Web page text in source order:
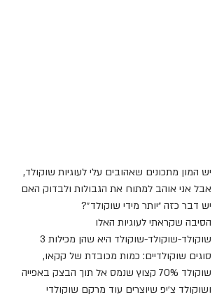
יש המון מתכונים שאהובים עלי לעוגיות שוקולד,
אבל אני אוהב למתוח את הגבולות ולבדוק האם
יש דבר כזה ״יותר מידי שוקולד״?
הסיבה שקראתי לעוגיות האלו
סוגים שוקולדיים: כמות מכובדת של קקאו,
שוקולד 70% קצוץ שנמס אל תוך הבצק באפייה
ושוקולד צ׳יפ שיוצרים עוד מרקם שוקולדי